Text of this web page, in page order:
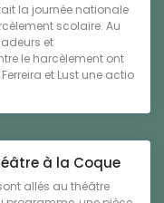
la journée nationale
scolaire. Au
et
le harcèlement ont
et Lust une actio
à la Coque
allés au théâtre